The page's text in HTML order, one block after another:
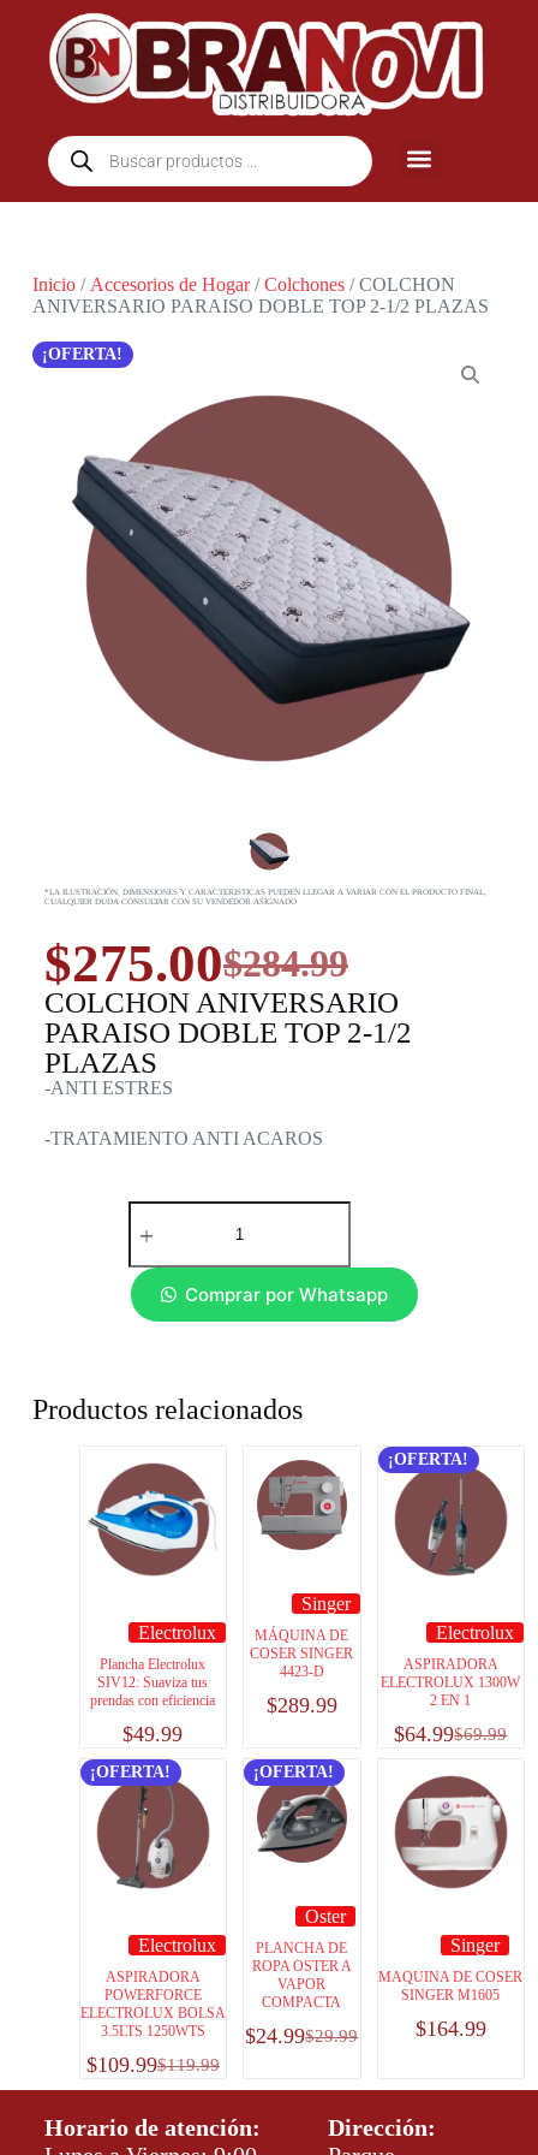
Inicio/ Accesorios de Hogar/Colchones/ COLCHON
ANIVERSARIO PARAISO DOBLE TOP 2-1/2 PLAZAS
¡OFERTA!
*LA ILUSTRACIÓN, DIMENSIONES Y CARACTERISTICAS PUEDEN LLEGAR A VARIAR CON EL PRODUCTO FINAL,
CUALQUIER DUDA CONSULTAR CON SU VENDEDOR ASIGNADO
$284.99
$275.00
COLCHON ANIVERSARIO
PARAISO DOBLE TOP 2-1/2
PLAZAS
-ANTI ESTRES
-TRATAMIENTO ANTI ACAROS
Comprar por Whatsapp
Productos relacionados
Electrolux
Plancha Electrolux
SIV12: Suaviza tus
prendas con eficiencia
$49.99
Singer
MÁQUINA DE
COSER SINGER
4423-D
$289.99
¡OFERTA!
Electrolux
ASPIRADORA
ELECTROLUX 1300W
2 EN 1
$69.99
$64.99
¡OFERTA!
Electrolux
ASPIRADORA
POWERFORCE
ELECTROLUX BOLSA
3.5LTS 1250WTS
$119.99
$109.99
¡OFERTA!
Oster
PLANCHA DE
ROPA OSTER A
VAPOR
COMPACTA
$29.99
$24.99
Singer
MAQUINA DE COSER
SINGER M1605
$164.99
Horario de atención:
Dirección: